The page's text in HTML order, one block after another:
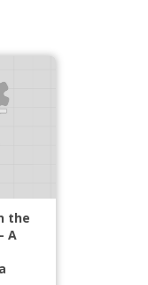
the
A